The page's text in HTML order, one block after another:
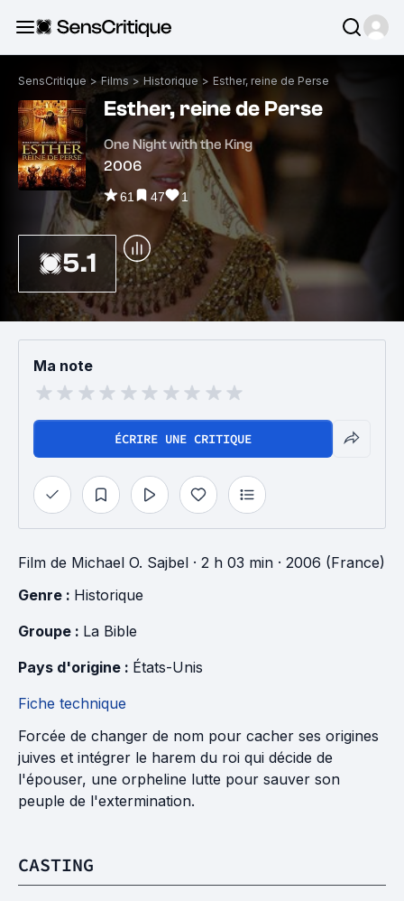
SensCritique > Films > Historique > Esther, reine de Perse
Esther, reine de Perse
One Night with the King
2006
61 47 1
5.1
Ma note
ÉCRIRE UNE CRITIQUE
Film de Michael O. Sajbel · 2 h 03 min · 2006 (France)
Genre : Historique
Groupe : La Bible
Pays d'origine : États-Unis
Fiche technique
Forcée de changer de nom pour cacher ses origines
juives et intégrer le harem du roi qui décide de
l'épouser, une orpheline lutte pour sauver son
peuple de l'extermination.
CASTING